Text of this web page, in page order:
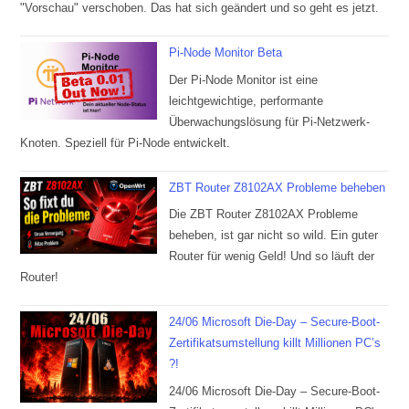
"Vorschau" verschoben. Das hat sich geändert und so geht es jetzt.
Pi-Node Monitor Beta
Der Pi-Node Monitor ist eine
leichtgewichtige, performante
Überwachungslösung für Pi-Netzwerk-
Knoten. Speziell für Pi-Node entwickelt.
ZBT Router Z8102AX Probleme beheben
Die ZBT Router Z8102AX Probleme
beheben, ist gar nicht so wild. Ein guter
Router für wenig Geld! Und so läuft der
Router!
24/06 Microsoft Die-Day – Secure-Boot-
Zertifikatsumstellung killt Millionen PC’s
?!
24/06 Microsoft Die-Day – Secure-Boot-